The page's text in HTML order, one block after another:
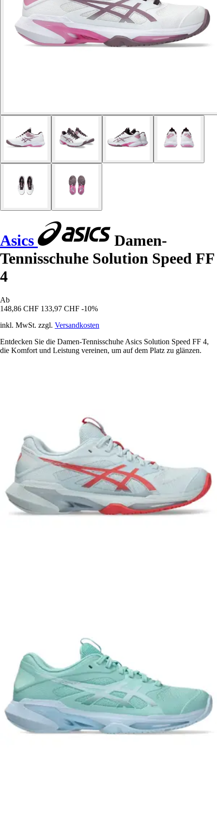
Asics
Damen-
Tennisschuhe Solution Speed FF
4
Ab
148,86 CHF 133,97 CHF -10%
inkl. MwSt. zzgl. Versandkosten
Entdecken Sie die Damen-Tennisschuhe Asics Solution Speed FF 4,
die Komfort und Leistung vereinen, um auf dem Platz zu glänzen.